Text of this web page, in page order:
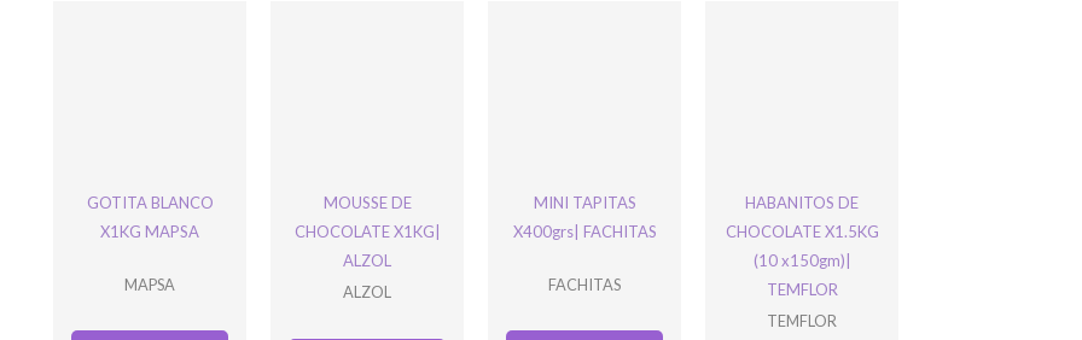
GOTITA BLANCO
X1KG MAPSA
MAPSA
MOUSSE DE
CHOCOLATE X1KG|
ALZOL
ALZOL
MINI TAPITAS
X400grs| FACHITAS
FACHITAS
HABANITOS DE
CHOCOLATE X1.5KG
(10 x150gm)|
TEMFLOR
TEMFLOR